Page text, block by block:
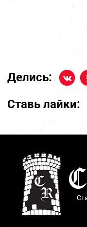
Делись:
Ставь лайки: